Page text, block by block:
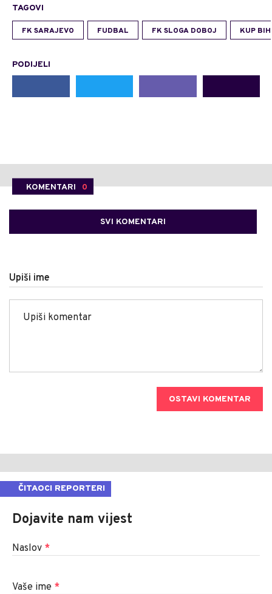
TAGOVI
FK SARAJEVO FUDBAL FK SLOGA DOBOJ KUP BIH
PODIJELI
KOMENTARI 0
SVI KOMENTARI
Upiši ime
OSTAVI KOMENTAR
ČITAOCI REPORTERI
Dojavite nam vijest
Naslov *
Vaše ime *